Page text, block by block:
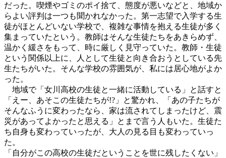
だった。喫煙やゴミのポイ捨て、態度が悪いなどと、地域か
らよい評判は一つも聞かれなかった。第一志望で入学する生
徒がほとんどいない学校で、複雑な事情を抱える生徒が多く
集まっていたという。教師はそんな生徒たちをあきらめず、
温かく緩さをもって、時に厳しく見守っていた。教師・生徒
という関係以上に、人として生徒と向き合おうとしている先
生たちがいた。そんな学校の雰囲気が、私には居心地がよか
った。
地域で「女川高校の生徒と一緒に活動している」と話すと
「えー、あそこの生徒たちが!?」と驚かれ、「あの子たちが
そんなふうに変わったなら、家は流されてしまったけど、震
災があってよかったと思える」とまで言う人もいた。生徒た
ち自身も変わっていったが、大人の見る目も変わっていっ
た。
「自分がこの高校の生徒だということを世に残したくない」